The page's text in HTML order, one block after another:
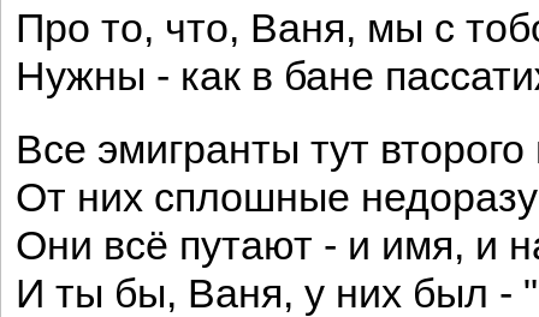
Про то, что, Ваня, мы с
Нужны - как в бане
Все эмигранты тут
От них сплошные
Они всё путают - и имя, и
И ты бы, Ваня, у них был -